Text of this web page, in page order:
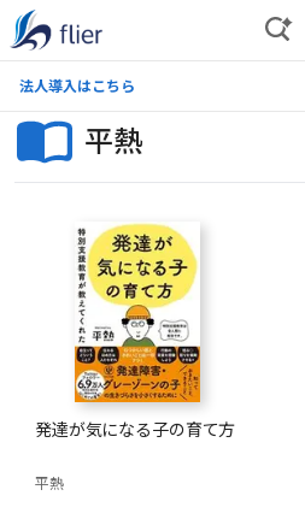
法人導入はこちら
平熱
発達が気になる子の育て方
平熱